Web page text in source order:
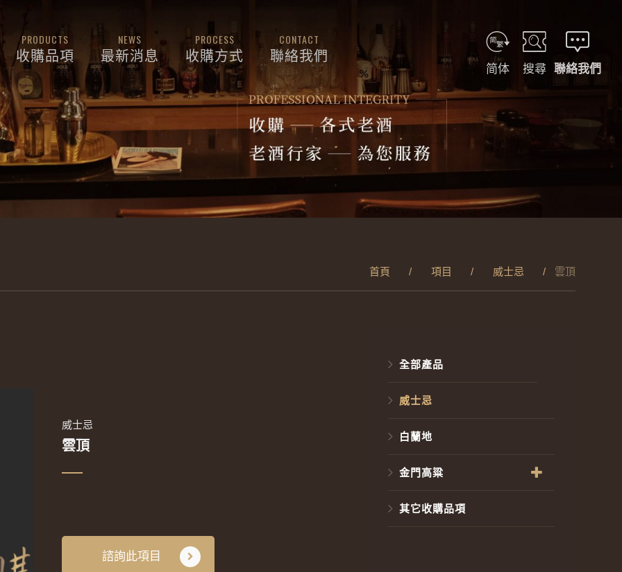
PRODUCTS
收購品項
NEWS
最新消息
PROCESS
收購方式
CONTACT
聯絡我們
聯絡我們
搜尋
简体
首頁 項目 威士忌 雲頂
威士忌
雲頂
諮詢此項目
全部產品
威士忌
白蘭地
金門高粱
其它收購品項